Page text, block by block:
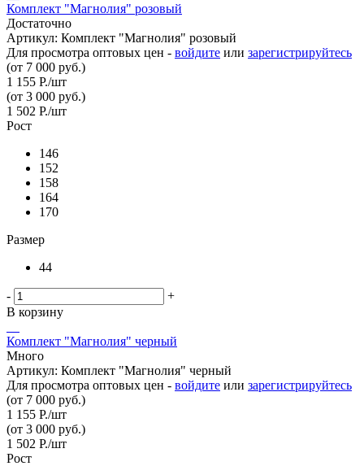
Комплект "Магнолия" розовый
Достаточно
Артикул: Комплект "Магнолия" розовый
Для просмотра оптовых цен - войдите или зарегистрируйтесь
(от 7 000 руб.)
1 155 Р./шт
(от 3 000 руб.)
1 502 Р./шт
Рост
146
152
158
164
170
Размер
44
-
+
В корзину
Комплект "Магнолия" черный
Много
Артикул: Комплект "Магнолия" черный
Для просмотра оптовых цен - войдите или зарегистрируйтесь
(от 7 000 руб.)
1 155 Р./шт
(от 3 000 руб.)
1 502 Р./шт
Рост